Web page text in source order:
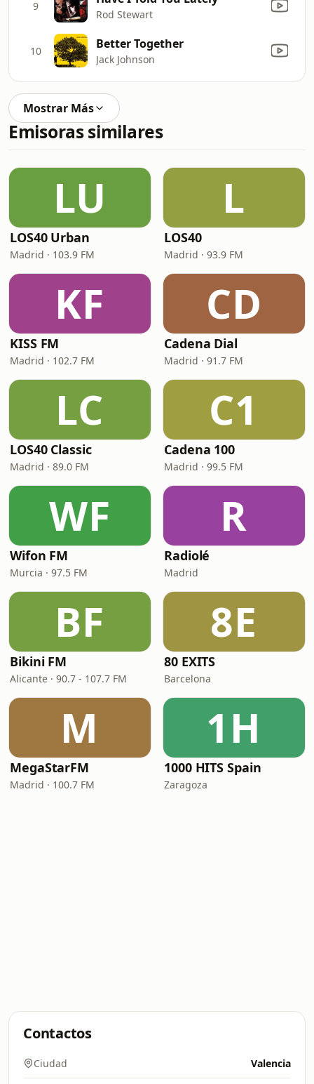
9
Rod Stewart
10 Better Together
Jack Johnson
Mostrar Más
Emisoras similares
LU
LOS40 Urban
Madrid · 103.9 FM
L
LOS40
Madrid · 93.9 FM
KF
KISS FM
Madrid · 102.7 FM
CD
Cadena Dial
Madrid · 91.7 FM
LC
LOS40 Classic
Madrid · 89.0 FM
C1
Cadena 100
Madrid · 99.5 FM
WF
Wifon FM
Murcia · 97.5 FM
R
Radiolé
Madrid
BF
Bikini FM
Alicante · 90.7 - 107.7 FM
8E
80 EXITS
Barcelona
M
MegaStarFM
Madrid · 100.7 FM
1H
1000 HITS Spain
Zaragoza
Contactos
Ciudad Valencia